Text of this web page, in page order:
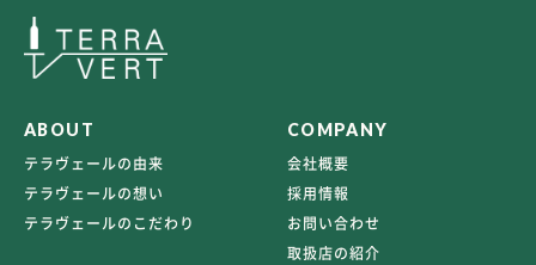
ABOUT
テラヴェールの由来
テラヴェールの想い
テラヴェールのこだわり
COMPANY
会社概要
採用情報
お問い合わせ
取扱店の紹介